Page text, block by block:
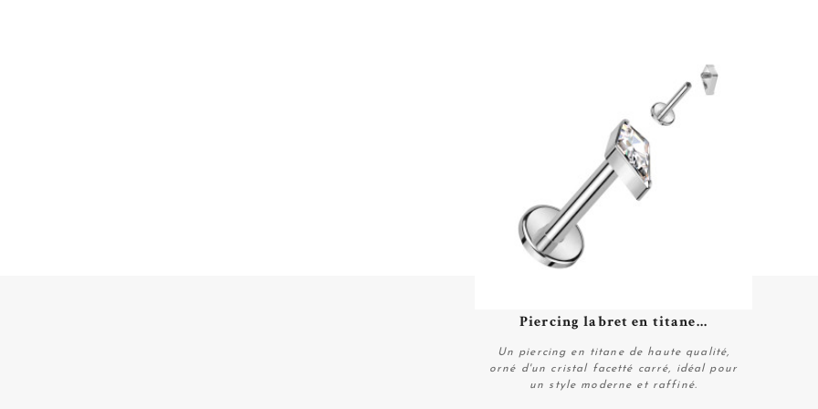
Piercing labret en titane...
Un piercing en titane de haute qualité,
orné d'un cristal facetté carré, idéal pour
un style moderne et raffiné.